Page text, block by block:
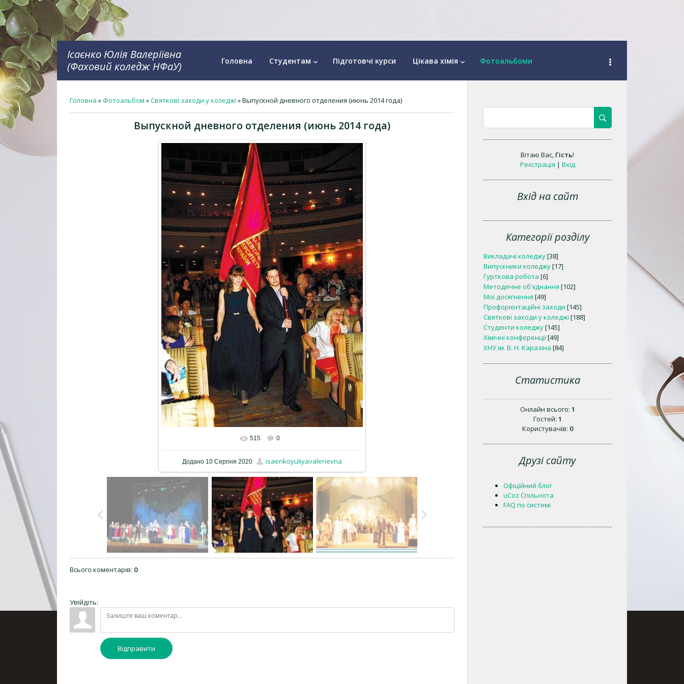
Ісаєнко Юлія Валеріївна
(Фаховий коледж НФаУ)
Головна Студентам keyboard_arrow_down Підготовчі курси Цікава хімія keyboard_arrow_down Фотоальбоми
Головна »Фотоальбом »Святкові заходи у коледжі » Выпускной дневного отделения (июнь 2014 года)
Выпускной дневного отделения (июнь 2014 года)
515 0
Додано 10 Серпня 2020 isaenkoyuliyavalerievna
Всього коментарів: 0
Увійдіть:
Відправити
Вітаю Вас, Гість!
Реєстрація | Вхід
Вхід на сайт
Категорії розділу
Викладачі коледжу[38]
Випускники коледжу[17]
Гурткова робота [6]
Методичне об'єднання [102]
Мої досягнення [49]
Профорієнтаційні заходи [145]
Святкові заходи у коледжі [188]
Студенти коледжу[145]
Хімічні конференції[49]
ХНУ ім. В. Н. Каразіна [84]
Статистика
Онлайн всього: 1
Гостей: 1
Користувачів: 0
Друзі сайту
Офіційний блог
uCoz Спільнота
FAQ по системі